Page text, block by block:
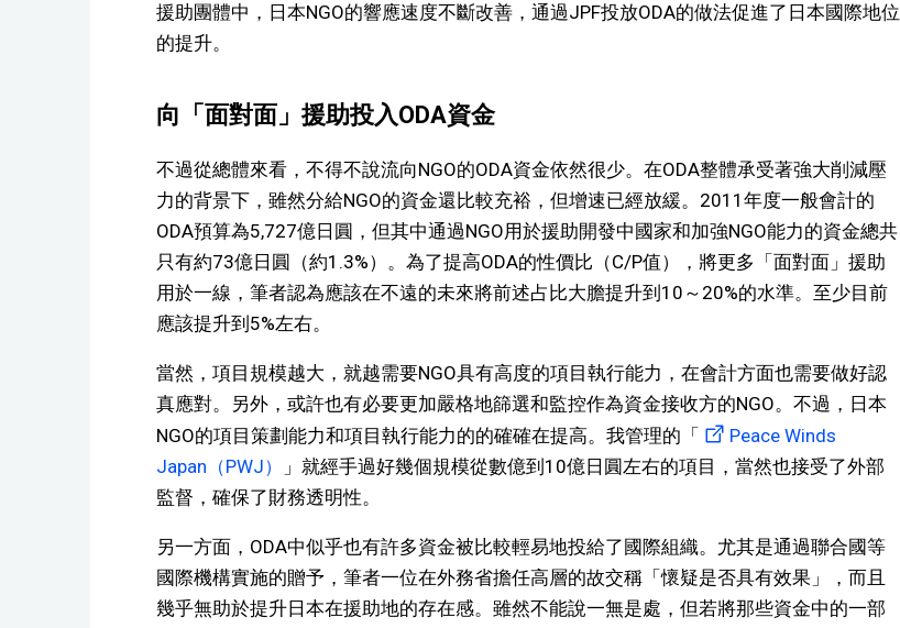
援助團體中，日本NGO的響應速度不斷改善，通過JPF投放ODA的做法促進了日本國際地位
的提升。
向「面對面」援助投入ODA資金
不過從總體來看，不得不說流向NGO的ODA資金依然很少。在ODA整體承受著強大削減壓
力的背景下，雖然分給NGO的資金還比較充裕，但增速已經放緩。2011年度一般會計的
ODA預算為5,727億日圓，但其中通過NGO用於援助開發中國家和加強NGO能力的資金總共
只有約73億日圓（約1.3%）。為了提高ODA的性價比（C/P值），將更多「面對面」援助
用於一線，筆者認為應該在不遠的未來將前述占比大膽提升到10～20%的水準。至少目前
應該提升到5%左右。
當然，項目規模越大，就越需要NGO具有高度的項目執行能力，在會計方面也需要做好認
真應對。另外，或許也有必要更加嚴格地篩選和監控作為資金接收方的NGO。不過，日本
NGO的項目策劃能力和項目執行能力的的確確在提高。我管理的「
Peace Winds
Japan（PWJ）
」就經手過好幾個規模從數億到10億日圓左右的項目，當然也接受了外部
監督，確保了財務透明性。
另一方面，ODA中似乎也有許多資金被比較輕易地投給了國際組織。尤其是通過聯合國等
國際機構實施的贈予，筆者一位在外務省擔任高層的故交稱「懷疑是否具有效果」，而且
幾乎無助於提升日本在援助地的存在感。雖然不能說一無是處，但若將那些資金中的一部